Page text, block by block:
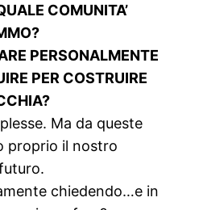
COMUNITA’
PERSONALMENTE
PER COSTRUIRE
Ma da queste
proprio il nostro
chiedendo…e in